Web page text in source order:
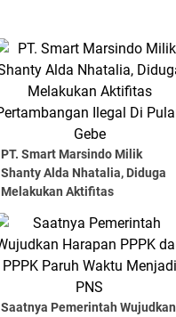
PT. Smart Marsindo Milik
Shanty Alda Nhatalia, Diduga
Melakukan Aktifitas
Pertambangan Ilegal Di Pulau
Gebe
Saatnya Pemerintah Wujudkan